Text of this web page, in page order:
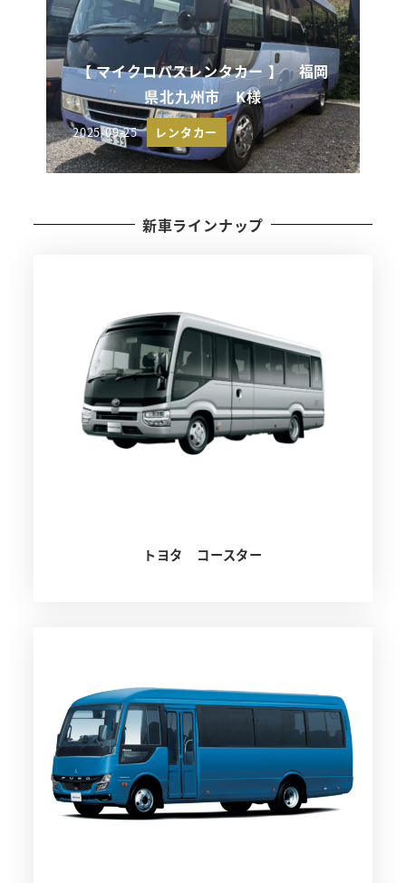
【 マイクロバスレンタカー 】 福岡
県北九州市 K様
投稿日
2025-09-25 レンタカー
新車ラインナップ
トヨタ コースター